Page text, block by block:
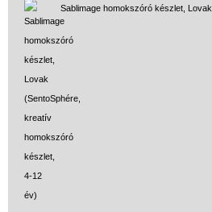
Sablimage homokszóró készlet, Lovak